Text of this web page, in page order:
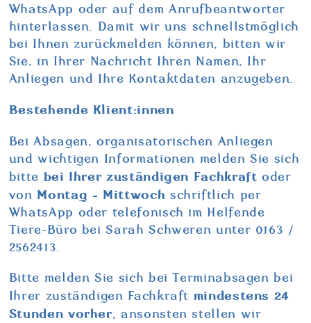
WhatsApp oder auf dem Anrufbeantworter
hinterlassen. Damit wir uns schnellstmöglich
bei Ihnen zurückmelden können, bitten wir
Sie, in Ihrer Nachricht Ihren Namen, Ihr
Anliegen und Ihre Kontaktdaten anzugeben.
Bestehende Klient:innen
Bei Absagen, organisatorischen Anliegen
und wichtigen Informationen melden Sie sich
bitte bei Ihrer zuständigen Fachkraft oder
von Montag - Mittwoch schriftlich per
WhatsApp oder telefonisch im Helfende
Tiere-Büro bei Sarah Schweren unter 0163 /
2562413.
Bitte melden Sie sich bei Terminabsagen bei
Ihrer zuständigen Fachkraft mindestens 24
Stunden vorher, ansonsten stellen wir